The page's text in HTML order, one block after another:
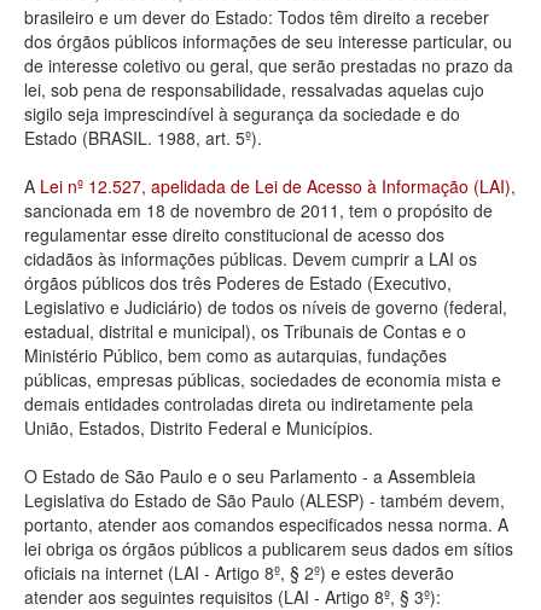
Legislação
Agenda
Perguntas frequentes
Contato
brasileiro e um dever do Estado: Todos têm direito a receber
dos órgãos públicos informações de seu interesse particular, ou
de interesse coletivo ou geral, que serão prestadas no prazo da
lei, sob pena de responsabilidade, ressalvadas aquelas cujo
sigilo seja imprescindível à segurança da sociedade e do
Estado (BRASIL. 1988, art. 5º).
A Lei nº 12.527, apelidada de Lei de Acesso à Informação (LAI),
sancionada em 18 de novembro de 2011, tem o propósito de
regulamentar esse direito constitucional de acesso dos
cidadãos às informações públicas. Devem cumprir a LAI os
órgãos públicos dos três Poderes de Estado (Executivo,
Legislativo e Judiciário) de todos os níveis de governo (federal,
estadual, distrital e municipal), os Tribunais de Contas e o
Ministério Público, bem como as autarquias, fundações
públicas, empresas públicas, sociedades de economia mista e
demais entidades controladas direta ou indiretamente pela
União, Estados, Distrito Federal e Municípios.
O Estado de São Paulo e o seu Parlamento - a Assembleia
Legislativa do Estado de São Paulo (ALESP) - também devem,
portanto, atender aos comandos especificados nessa norma. A
lei obriga os órgãos públicos a publicarem seus dados em sítios
oficiais na internet (LAI - Artigo 8º, § 2º) e estes deverão
atender aos seguintes requisitos (LAI - Artigo 8º, § 3º):